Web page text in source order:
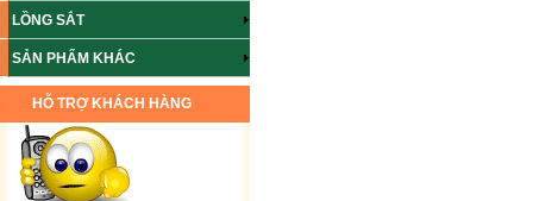
LỒNG SẮT
SẢN PHẨM KHÁC
HỖ TRỢ KHÁCH HÀNG